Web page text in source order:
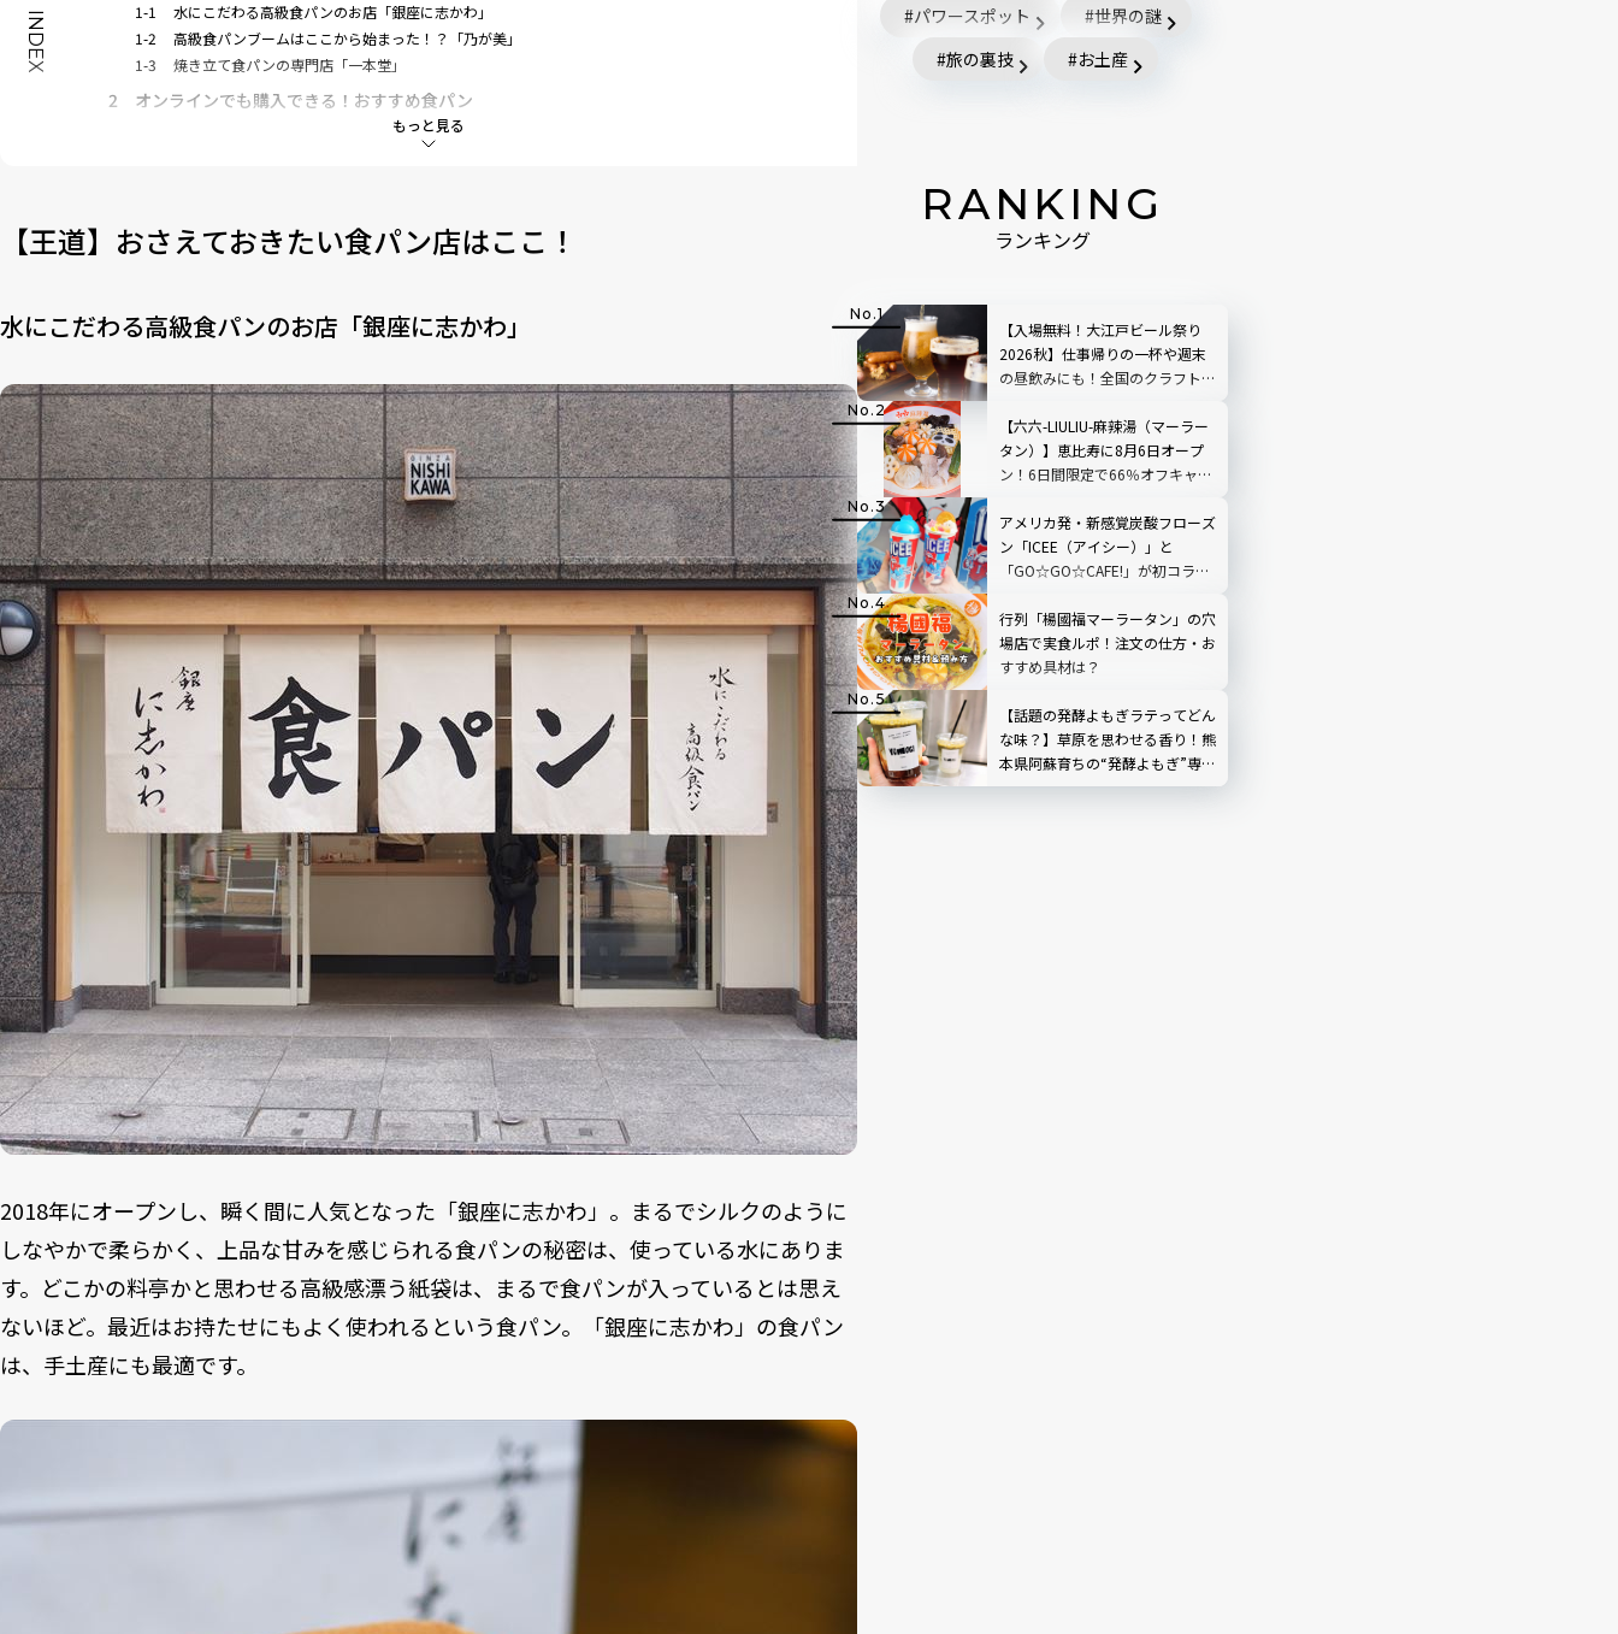
もっと見る
INDEX 1-1
水にこだわる高級食パンのお店「銀座に志かわ」
1-2
高級食パンブームはここから始まった！？「乃が美」
1-3
焼き立て食パンの専門店「一本堂」
2 オンラインでも購入できる！おすすめ食パン
銀座まで行かなくても買える「俺のBakery&Cafe」
お店に足を運ぶのも楽しくなる！わざわざ訪れたい食パン専門店
4 まだまだ他にもたくさんある！チェックしておきたい食パン
4-2
インパクトのある店名と看板が目印「偉大なる発明」
4-3
大阪を中心に人気の食パン店「高級パン専門店 嵜本」
4-4
いろねこ食パンがかわいい「パティスリー・アンフィニ」
【王道】おさえておきたい食パン店はここ！
水にこだわる高級食パンのお店「銀座に志かわ」
2018年にオープンし、瞬く間に人気となった「銀座に志かわ」。まるでシルクのように
しなやかで柔らかく、上品な甘みを感じられる食パンの秘密は、使っている水にありま
す。どこかの料亭かと思わせる高級感漂う紙袋は、まるで食パンが入っているとは思え
ないほど。最近はお持たせにもよく使われるという食パン。「銀座に志かわ」の食パン
は、手土産にも最適です。
パワースポット
世界の謎
旅の裏技
お土産
RANKING
ランキング
【入場無料！大江戸ビール祭り
2026秋】仕事帰りの一杯や週末
の昼飲みにも！全国のクラフトビ
【六六-LIULIU-麻辣湯（マーラー
タン）】恵比寿に8月6日オープ
ン！6日間限定で66％オフキャン
アメリカ発・新感覚炭酸フローズ
ン「ICEE（アイシー）」と
「GO☆GO☆CAFE!」が初コラ
ンクをチェック
行列「楊國福マーラータン」の穴
場店で実食ルポ！注文の仕方・お
すすめ具材は？
【話題の発酵よもぎラテってどん
な味？】草原を思わせる香り！熊
本県阿蘇育ちの“発酵よもぎ”専門
店「BETWEEN by THE YOMOGI